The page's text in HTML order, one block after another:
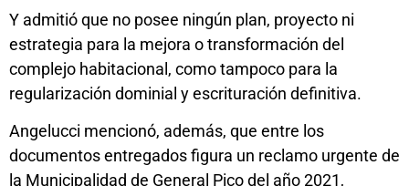
Y admitió que no posee ningún plan, proyecto ni
estrategia para la mejora o transformación del
complejo habitacional, como tampoco para la
regularización dominial y escrituración definitiva.
Angelucci mencionó, además, que entre los
documentos entregados figura un reclamo urgente de
la Municipalidad de General Pico del año 2021,